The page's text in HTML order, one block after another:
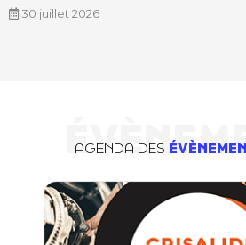
30 juillet 2026
AGENDA DES